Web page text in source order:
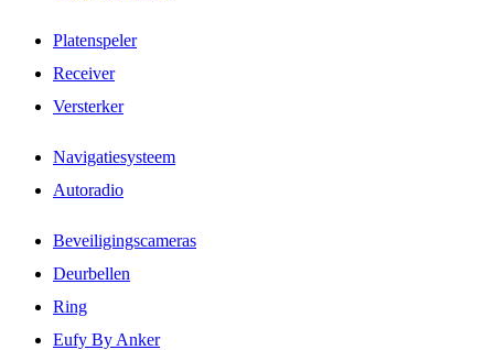
Platenspeler
Receiver
Versterker
Navigatiesysteem
Autoradio
Beveiligingscameras
Deurbellen
Ring
Eufy By Anker